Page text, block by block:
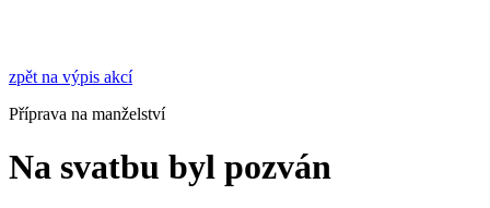
zpět na výpis akcí
Příprava na manželství
Na svatbu byl pozván